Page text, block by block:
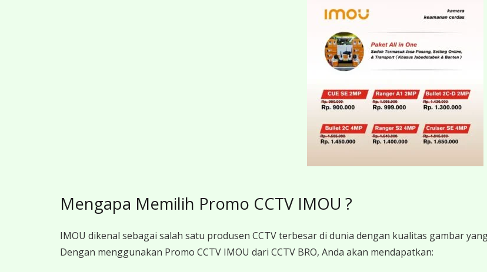
Mengapa Memilih Promo CCTV IMOU ?
IMOU dikenal sebagai salah satu produsen CCTV terbesar di dunia dengan kualitas gambar
Dengan menggunakan Promo CCTV IMOU dari CCTV BRO, Anda akan mendapatkan: